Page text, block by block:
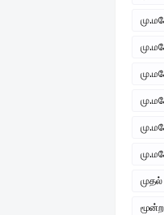
முதல்